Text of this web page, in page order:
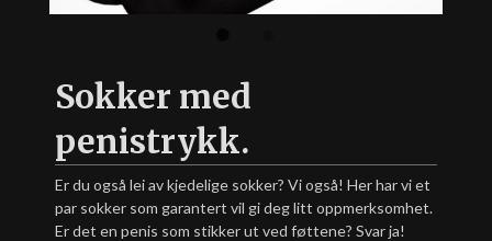
Sokker med
penistrykk.
Er du også lei av kjedelige sokker? Vi også! Her har vi et
par sokker som garantert vil gi deg litt oppmerksomhet.
Er det en penis som stikker ut ved føttene? Svar ja!